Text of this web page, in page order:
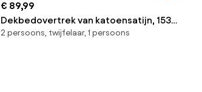
€ 89,99
Dekbedovertrek van katoensatijn, 153
draden, Gestreept Opaal
2 persoons, twijfelaar, 1 persoons